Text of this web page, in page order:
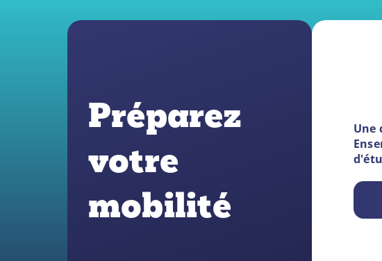
Préparez
votre
mobilité
Une